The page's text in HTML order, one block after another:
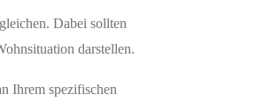
Dabei sollten
darstellen.
Ihrem spezifischen